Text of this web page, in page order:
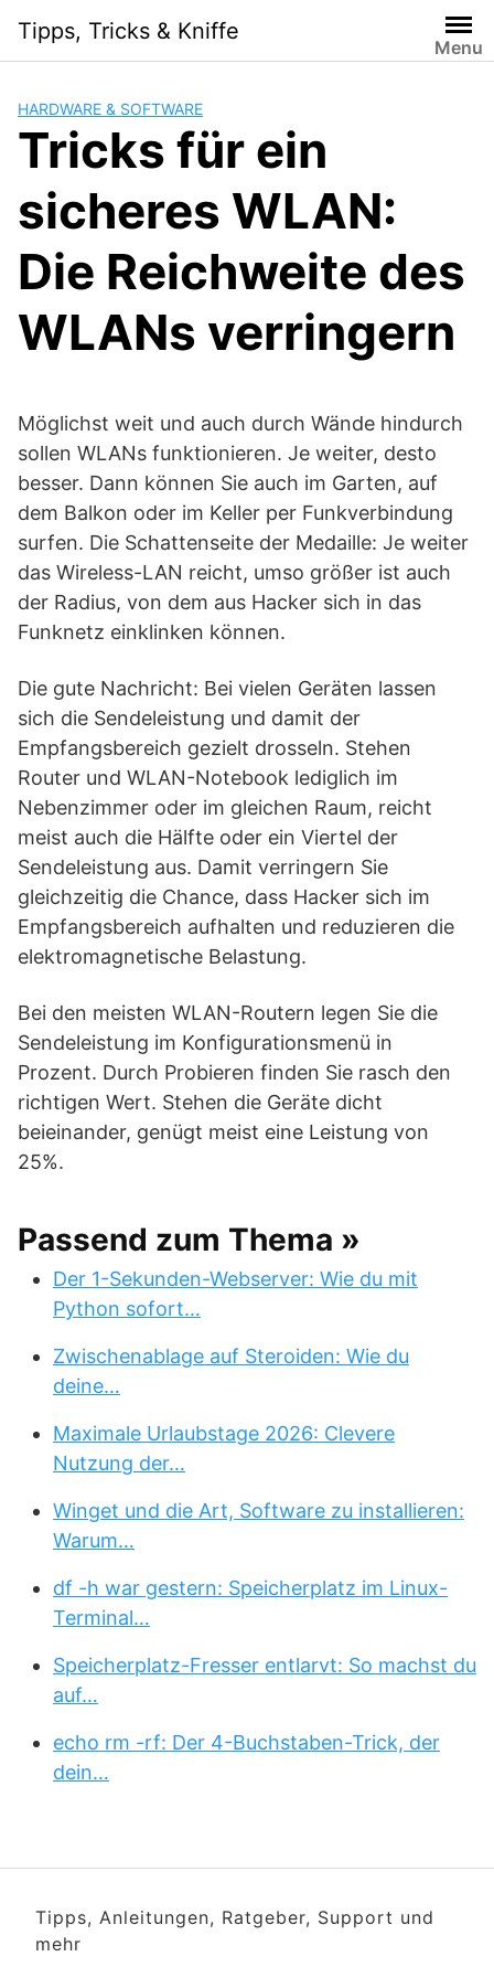
content
Tipps, Tricks & Kniffe
Menu
HARDWARE & SOFTWARE
Tricks für ein
sicheres WLAN:
Die Reichweite des
WLANs verringern
Möglichst weit und auch durch Wände hindurch
sollen WLANs funktionieren. Je weiter, desto
besser. Dann können Sie auch im Garten, auf
dem Balkon oder im Keller per Funkverbindung
surfen. Die Schattenseite der Medaille: Je weiter
das Wireless-LAN reicht, umso größer ist auch
der Radius, von dem aus Hacker sich in das
Funknetz einklinken können.
Die gute Nachricht: Bei vielen Geräten lassen
sich die Sendeleistung und damit der
Empfangsbereich gezielt drosseln. Stehen
Router und WLAN-Notebook lediglich im
Nebenzimmer oder im gleichen Raum, reicht
meist auch die Hälfte oder ein Viertel der
Sendeleistung aus. Damit verringern Sie
gleichzeitig die Chance, dass Hacker sich im
Empfangsbereich aufhalten und reduzieren die
elektromagnetische Belastung.
Bei den meisten WLAN-Routern legen Sie die
Sendeleistung im Konfigurationsmenü in
Prozent. Durch Probieren finden Sie rasch den
richtigen Wert. Stehen die Geräte dicht
beieinander, genügt meist eine Leistung von
25%.
Passend zum Thema »
Der 1-Sekunden-Webserver: Wie du mit
Python sofort…
Zwischenablage auf Steroiden: Wie du
deine…
Maximale Urlaubstage 2026: Clevere
Nutzung der…
Winget und die Art, Software zu installieren:
Warum…
df -h war gestern: Speicherplatz im Linux-
Terminal…
Speicherplatz-Fresser entlarvt: So machst du
auf…
echo rm -rf: Der 4-Buchstaben-Trick, der
dein…
Tipps, Anleitungen, Ratgeber, Support und
mehr